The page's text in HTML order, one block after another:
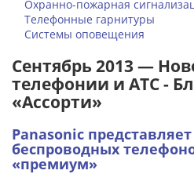
Охранно-пожарная
Телефонные гарнитуры
Системы оповещения
Сентябрь 2013 —
телефонии и АТС -
«Ассорти»
Panasonic
беспроводных
«премиум»